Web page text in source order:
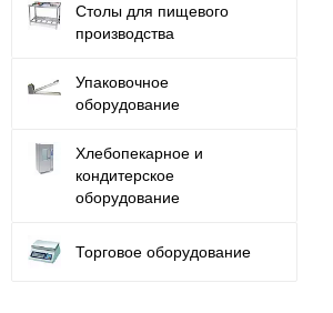
Столы для пищевого
производства
Упаковочное
оборудование
Хлебопекарное и
кондитерское
оборудование
Торговое оборудование